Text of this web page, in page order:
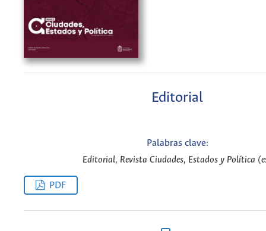
Editorial
Palabras clave:
Editorial, Revista Ciudades, Estados y Política
PDF